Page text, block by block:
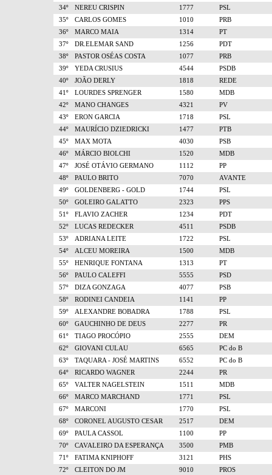
34º
NEREU CRISPIN 1777
PSL
35º
CARLOS GOMES 1010
PRB
36º
MARCO MAIA 1314
PT
37º
DR.ELEMAR SAND 1256
PDT
38º
PASTOR OSÉAS COSTA 1077
PRB
39º
YEDA CRUSIUS 4544
PSDB
40º
JOÃO DERLY 1818
REDE
41º
LOURDES SPRENGER 1580
MDB
42º
MANO CHANGES 4321
PV
43º
ERON GARCIA 1718
PSL
44º
MAURÍCIO DZIEDRICKI 1477
PTB
45º
MAX MOTA 4030
PSB
46º
MÁRCIO BIOLCHI 1520
MDB
47º
JOSÉ OTÁVIO GERMANO 1112
PP
48º
PAULO BRITO 7070
AVANTE
49º
GOLDENBERG - GOLD 1744
PSL
50º
GOLEIRO GALATTO 2323
PPS
51º
FLAVIO ZACHER 1234
PDT
52º
LUCAS REDECKER 4511
PSDB
53º
ADRIANA LEITE 1722
PSL
54º
ALCEU MOREIRA 1500
MDB
55º
HENRIQUE FONTANA 1313
PT
56º
PAULO CALEFFI 5555
PSD
57º
DIZA GONZAGA 4077
PSB
58º
RODINEI CANDEIA 1141
PP
59º
ALEXANDRE BOBADRA 1788
PSL
60º
GAUCHINHO DE DEUS 2277
PR
61º
TIAGO PROCÓPIO 2555
DEM
62º
GIOVANI CULAU 6565
PC do B
63º
TAQUARA - JOSÉ MARTINS 6552
PC do B
64º
RICARDO WAGNER 2244
PR
65º
VALTER NAGELSTEIN 1511
MDB
66º
MARCO MARCHAND 1771
PSL
67º
MARCONI 1770
PSL
68º
CORONEL AUGUSTO CESAR 2517
DEM
69º
PAULA CASSOL 1100
PP
70º
CAVALEIRO DA ESPERANÇA 3500
PMB
71º
FATIMA KNIPHOFF 3121
PHS
72º
CLEITON DO JM 9010
PROS